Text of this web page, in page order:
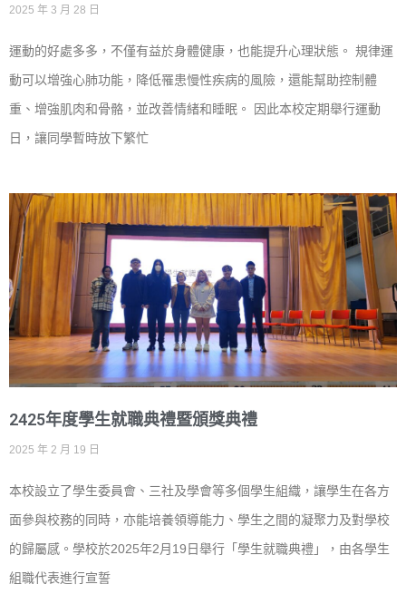
2025 年 3 月 28 日
運動的好處多多，不僅有益於身體健康，也能提升心理狀態。 規律運
動可以增強心肺功能，降低罹患慢性疾病的風險，還能幫助控制體
重、增強肌肉和骨骼，並改善情緒和睡眠。 因此本校定期舉行運動
日，讓同學暫時放下繁忙
2425年度學生就職典禮暨頒獎典禮
2025 年 2 月 19 日
本校設立了學生委員會、三社及學會等多個學生組織，讓學生在各方
面參與校務的同時，亦能培養領導能力、學生之間的凝聚力及對學校
的歸屬感。學校於2025年2月19日舉行「學生就職典禮」，由各學生
組職代表進行宣誓